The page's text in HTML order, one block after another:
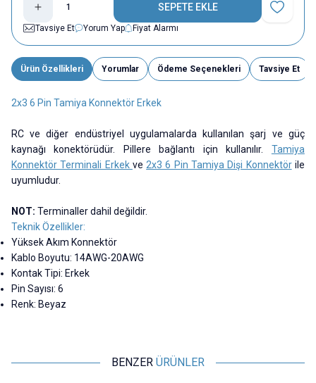
SEPETE EKLE
Favoriye
Tavsiye Et
Yorum Yap Fiyat Alarmı
Ürün Özellikleri Yorumlar Ödeme Seçenekleri Tavsiye Et
2x3 6 Pin Tamiya Konnektör Erkek
RC ve diğer endüstriyel uygulamalarda kullanılan şarj ve güç
kaynağı konektörüdür. Pillere bağlantı için kullanılır. Tamiya
Konnektör Terminali Erkek ve 2x3 6 Pin Tamiya Dişi Konnektörile
uyumludur.
NOT: Terminaller dahil değildir.
Teknik Özellikler:
Yüksek Akım Konnektör
Kablo Boyutu: 14AWG-20AWG
Kontak Tipi: Erkek
Pin Sayısı: 6
Renk: Beyaz
BENZER ÜRÜNLER